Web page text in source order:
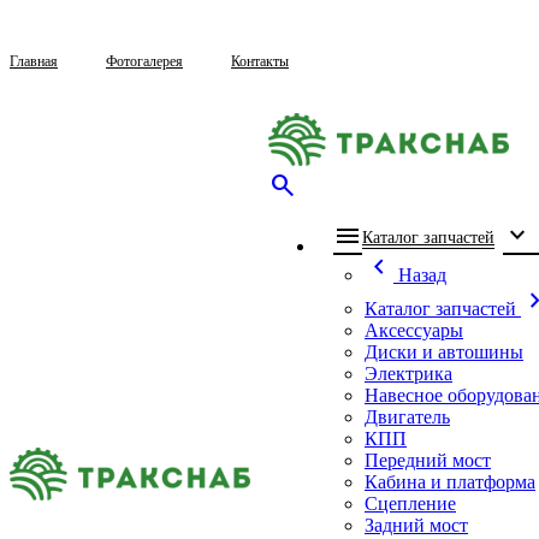
Главная Фотогалерея Контакты
search
menu Каталог запчастей expand_more
chevron_left
Назад
Каталог запчастей
chevron_right
Аксессуары
Диски и автошины
Электрика
Навесное
Двигатель
КПП
Передний мост
Кабина и платформа
Сцепление
Задний мост